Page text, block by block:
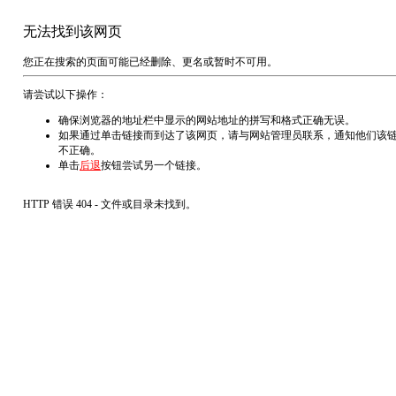
无法找到该网页
您正在搜索的页面可能已经删除、更名或暂时不可用。
请尝试以下操作：
确保浏览器的地址栏中显示的网站地址的拼写和格式正确无误。
如果通过单击链接而到达了该网页，请与网站管理员联系，通知他们该
不正确。
单击后退按钮尝试另一个链接。
HTTP 错误 404 - 文件或目录未找到。